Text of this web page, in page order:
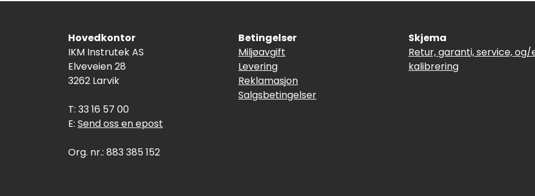
Hovedkontor
IKM Instrutek AS
Elveveien 28
3262 Larvik
T: 33 16 57 00
E: Send oss en epost
Org. nr.: 883 385 152
Betingelser
Miljøavgift
Levering
Reklamasjon
Salgsbetingelser
Skjema
Retur, garanti, service,
kalibrering